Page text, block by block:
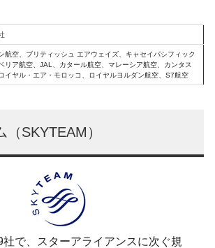
航空、ブリティッシュ エアウェイズ、キャセイパシフィック
リア航空、JAL、カタール航空、マレーシア航空、カンタス
イヤル・エア・モロッコ、ロイヤルヨルダン航空、S7航空
（SKYTEAM）
で、スターアライアンスに次ぐ規